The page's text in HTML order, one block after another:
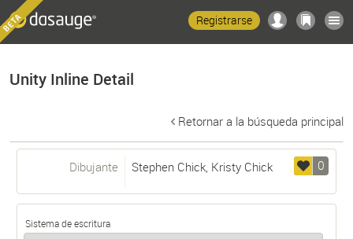
Registrarse
Unity Inline Detail
Retornar a la búsqueda principal
0
Dibujante Stephen Chick, Kristy Chick
Sistema de escritura